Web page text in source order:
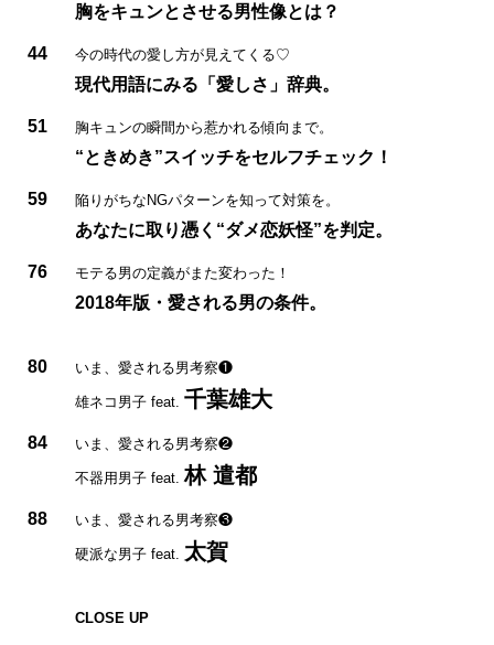
胸をキュンとさせる男性像とは？
44 今の時代の愛し方が見えてくる♡
現代用語にみる「愛しさ」辞典。
51 胸キュンの瞬間から惹かれる傾向まで。
“ときめき”スイッチをセルフチェック！
59 陥りがちなNGパターンを知って対策を。
あなたに取り憑く“ダメ恋妖怪”を判定。
76 モテる男の定義がまた変わった！
2018年版・愛される男の条件。
80 いま、愛される男考察❶
雄ネコ男子 feat. 千葉雄大
84 いま、愛される男考察❷
不器用男子 feat.林 遣都
88 いま、愛される男考察❸
硬派な男子 feat. 太賀
CLOSE UP